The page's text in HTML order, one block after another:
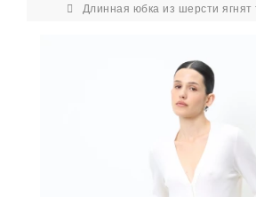
Длинная юбка из шерсти ягнят